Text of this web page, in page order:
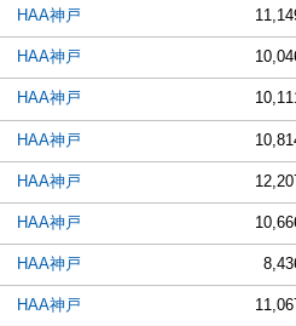
HAA神戸
HAA神戸
HAA神戸
HAA神戸
HAA神戸
HAA神戸
HAA神戸
HAA神戸